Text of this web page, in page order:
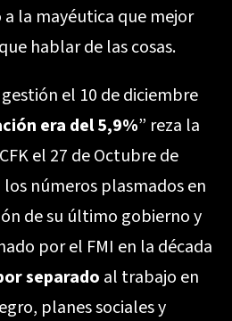
la mayéutica que mejor
hablar de las cosas.
el 10 de diciembre
era del 5,9%” reza la
el 27 de Octubre de
números plasmados en
de su último gobierno y
por el FMI en la década
separado al trabajo en
planes sociales y